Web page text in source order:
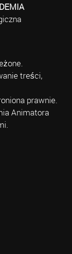
treści,
prawnie.
Animatora